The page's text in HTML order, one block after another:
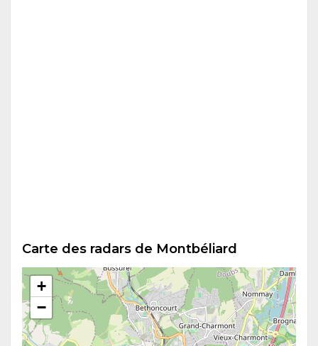
Carte des radars de Montbéliard
+
−